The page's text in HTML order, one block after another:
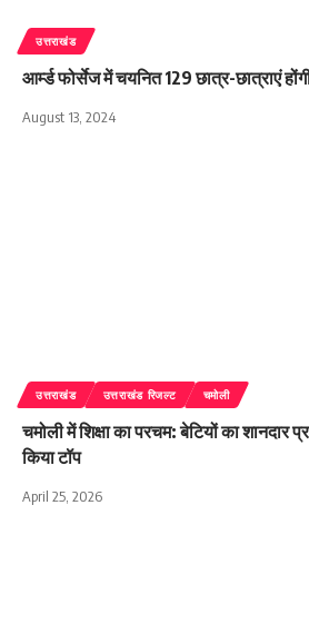
उत्तराखंड
आर्म्ड फोर्सेज में चयनित 129 छात्र-छात्राएं
August 13, 2024
उत्तराखंड उत्तराखंड रिजल्ट चमोली
चमोली में शिक्षा का परचम: बेटियों का शानदार
किया टॉप
April 25, 2026